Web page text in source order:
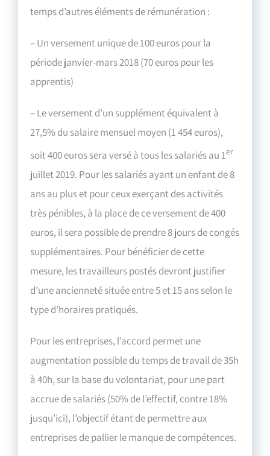
temps d’autres éléments de rémunération :
– Un versement unique de 100 euros pour la
période janvier-mars 2018 (70 euros pour les
apprentis)
– Le versement d’un supplément équivalent à
27,5% du salaire mensuel moyen (1 454 euros),
soit 400 euros sera versé à tous les salariés au 1er
juillet 2019. Pour les salariés ayant un enfant de 8
ans au plus et pour ceux exerçant des activités
très pénibles, à la place de ce versement de 400
euros, il sera possible de prendre 8 jours de congés
supplémentaires. Pour bénéficier de cette
mesure, les travailleurs postés devront justifier
d’une ancienneté située entre 5 et 15 ans selon le
type d’horaires pratiqués.
Pour les entreprises, l’accord permet une
augmentation possible du temps de travail de 35h
à 40h, sur la base du volontariat, pour une part
accrue de salariés (50% de l’effectif, contre 18%
jusqu’ici), l’objectif étant de permettre aux
entreprises de pallier le manque de compétences.